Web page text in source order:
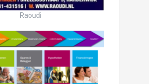
Raoudi